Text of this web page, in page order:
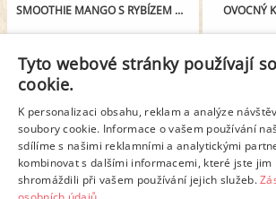
SMOOTHIE MANGO S RYBÍZEM A MALINAMI OVOCNÝ
Tyto webové stránky používají
cookie.
K personalizaci obsahu, reklam a analýze
soubory cookie. Informace o vašem používání
sdílíme s našimi reklamními a analytickými
kombinovat s dalšími informacemi, které jste jim
shromáždili při vašem používání jejich služeb.